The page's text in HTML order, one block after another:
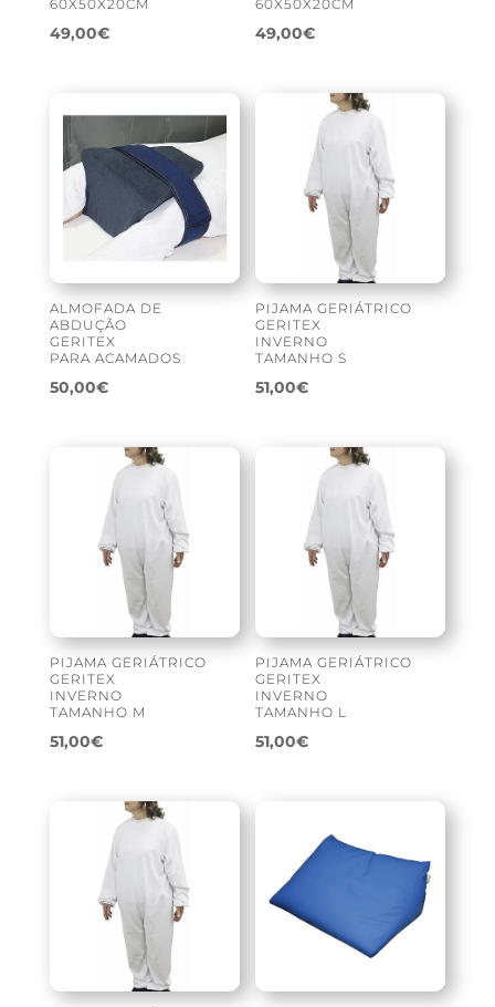
60X50X20CM
49,00€
60X50X20CM
49,00€
ALMOFADA DE
ABDUÇÃO
GERITEX
PARA ACAMADOS
50,00€
PIJAMA GERIÁTRICO
GERITEX
INVERNO
TAMANHO S
51,00€
PIJAMA GERIÁTRICO
GERITEX
INVERNO
TAMANHO M
51,00€
PIJAMA GERIÁTRICO
GERITEX
INVERNO
TAMANHO L
51,00€